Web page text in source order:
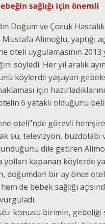
sağlığı için önemli
Doğum ve Çocuk
Alimoğlu, yaptığı
oteli uygulamasının 2013
söyledi. Her yıl aralık
köylerde yaşayan
için
6 yataklı olduğunu
oteli”nde görevli
su, televizyon, buzdolabı
dile getiren
yolları kapanan köylerde
doğumdan bir ay önce
de bebek sağlığı
konusu birimin, gebeliği